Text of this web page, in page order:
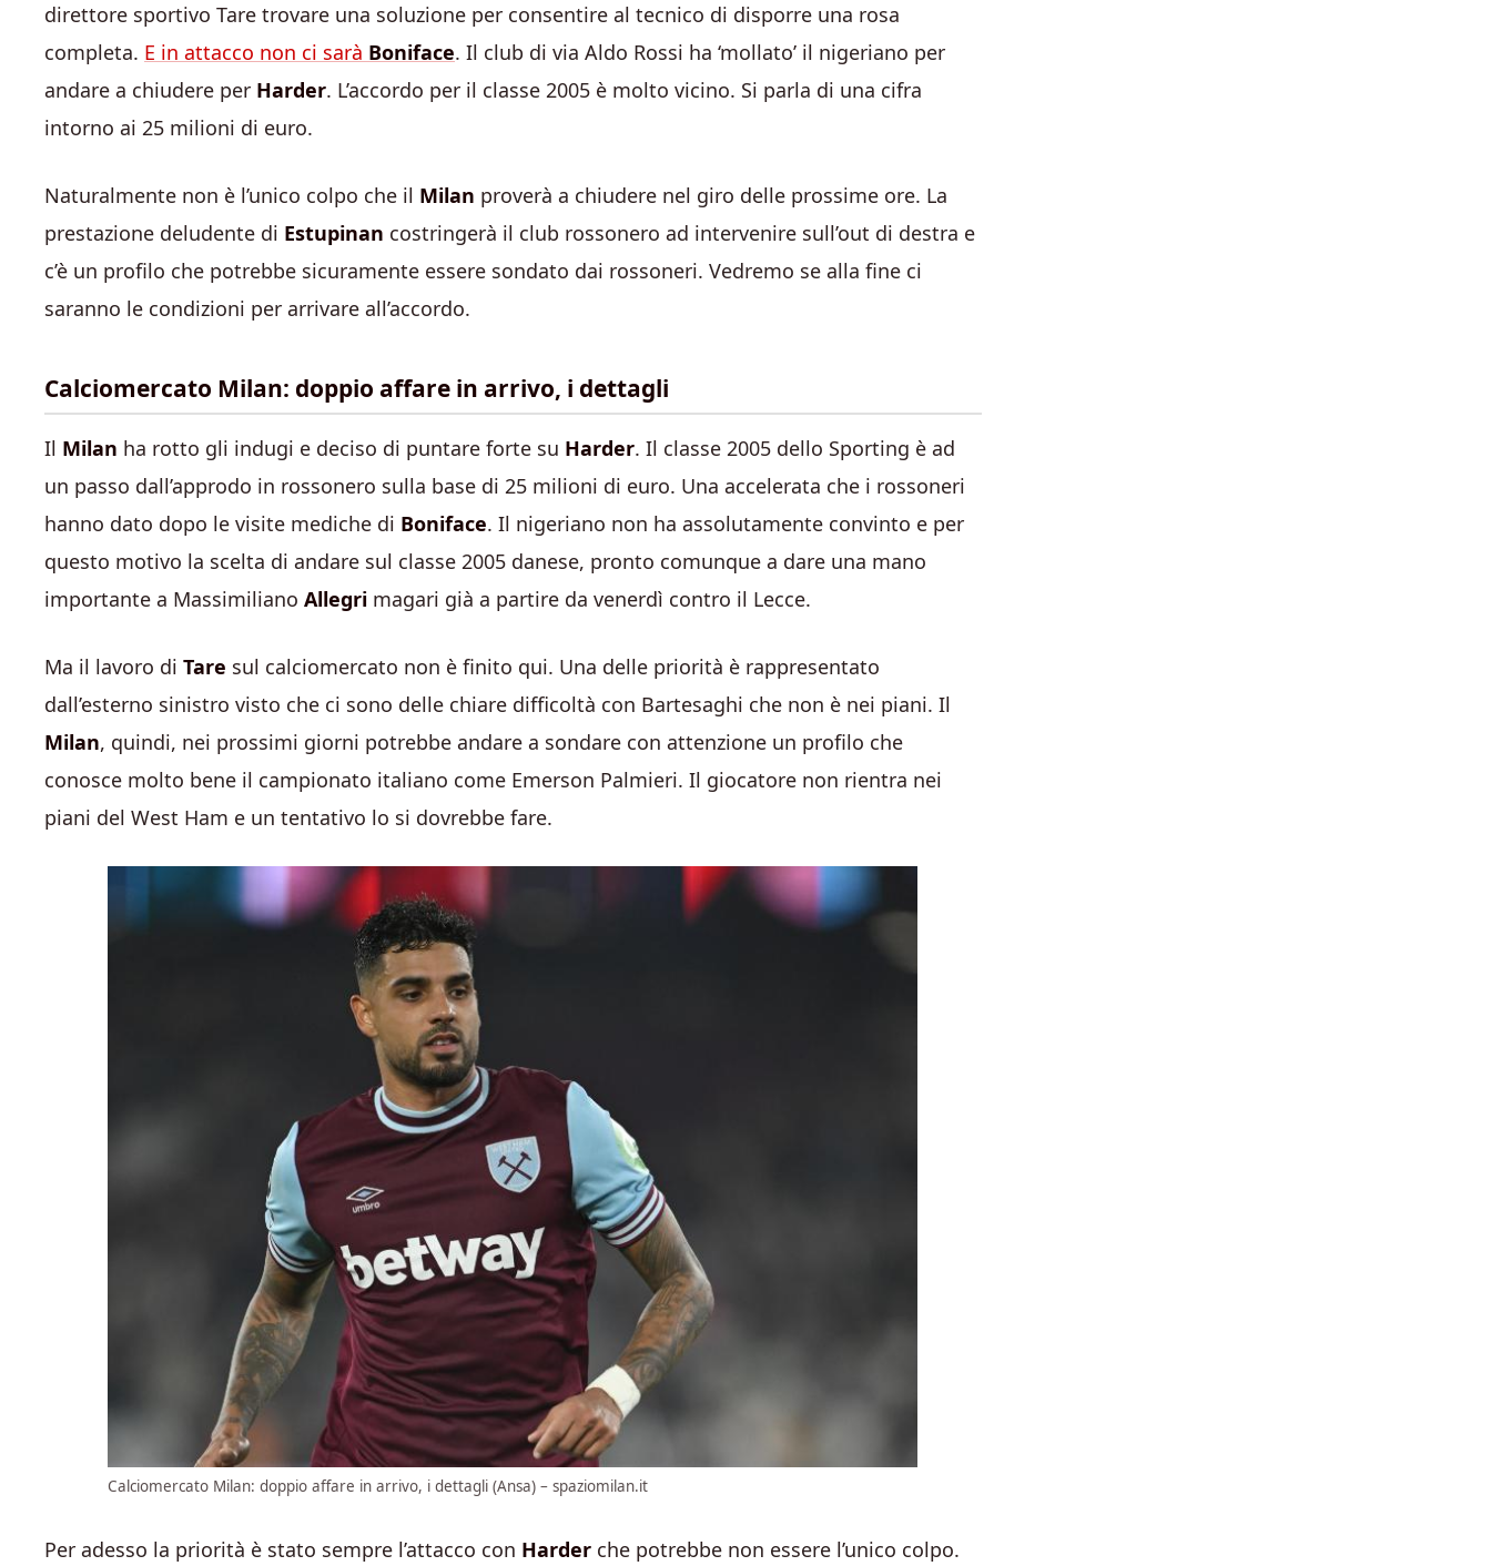
direttore sportivo Tare trovare una soluzione per consentire al tecnico di disporre una rosa
completa. E in attacco non ci sarà Boniface. Il club di via Aldo Rossi ha ‘mollato’ il nigeriano per
andare a chiudere per Harder. L’accordo per il classe 2005 è molto vicino. Si parla di una cifra
intorno ai 25 milioni di euro.
Naturalmente non è l’unico colpo che il Milan proverà a chiudere nel giro delle prossime ore. La
prestazione deludente di Estupinan costringerà il club rossonero ad intervenire sull’out di destra e
c’è un profilo che potrebbe sicuramente essere sondato dai rossoneri. Vedremo se alla fine ci
saranno le condizioni per arrivare all’accordo.
Calciomercato Milan: doppio affare in arrivo, i dettagli
Il Milan ha rotto gli indugi e deciso di puntare forte su Harder. Il classe 2005 dello Sporting è ad
un passo dall’approdo in rossonero sulla base di 25 milioni di euro. Una accelerata che i rossoneri
hanno dato dopo le visite mediche di Boniface. Il nigeriano non ha assolutamente convinto e per
questo motivo la scelta di andare sul classe 2005 danese, pronto comunque a dare una mano
importante a Massimiliano Allegri magari già a partire da venerdì contro il Lecce.
Ma il lavoro di Tare sul calciomercato non è finito qui. Una delle priorità è rappresentato
dall’esterno sinistro visto che ci sono delle chiare difficoltà con Bartesaghi che non è nei piani. Il
Milan, quindi, nei prossimi giorni potrebbe andare a sondare con attenzione un profilo che
conosce molto bene il campionato italiano come Emerson Palmieri. Il giocatore non rientra nei
piani del West Ham e un tentativo lo si dovrebbe fare.
Calciomercato Milan: doppio affare in arrivo, i dettagli (Ansa) – spaziomilan.it
Per adesso la priorità è stato sempre l’attacco con Harder che potrebbe non essere l’unico colpo.